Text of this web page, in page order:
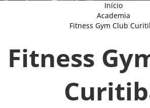
Início
Academia
Fitness Gym Club
Fitness